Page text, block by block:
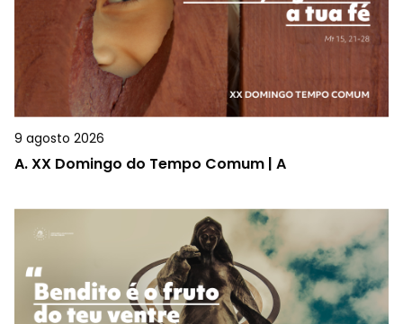
9 agosto 2026
A.XX Domingo do Tempo Comum | A